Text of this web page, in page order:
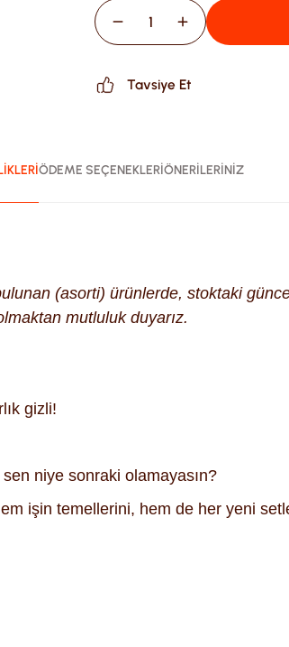
Tavsiye Et
ÖDEME SEÇENEKLERİÖNERİLERİNİZ
(asorti) ürünlerde, stoktaki
mutluluk duyarız.
gizli!
niye sonraki olamayasın?
işin temellerini, hem de her yeni